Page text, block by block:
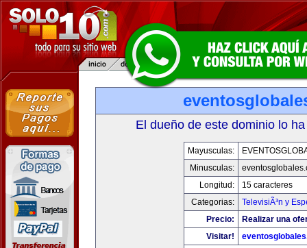
El dueño de este dominio lo
Mayusculas:
Minusculas:
Longitud:
15 caracteres
Categorias:
TelevisiÃ³n y
Precio:
Realizar una
Visitar!